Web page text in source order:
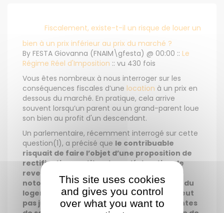
Fiscalement, existe-t-il un risque de louer un
bien à un prix inférieur au prix du marché ?
By FESTA Giovanna (FNAIM\gfesta) @ 00:00 :: Le
Régime Réel d'Imposition :: vu 430 fois
Vous êtes nombreux à nous interroger sur les
conséquences fiscales d’une location à un prix en
dessous du marché. En pratique, cela arrive
souvent lorsqu’un parent ou un grand-parent loue
son bien au profit d'un descendant.
Un parlementaire, récemment interrogé sur cette
question(1), a précisé que le contribuable
risquait de faire l’objet d’une proposition de
rectification, au titre de sa déclaration de
revenus fonciers, lorsque le loyer est
notoirement inférieur à la valeur locative du
logement loué et que le propriétaire ne peut
pas justifier de circonstances indépendantes
This site uses cookies
and gives you control
over what you want to